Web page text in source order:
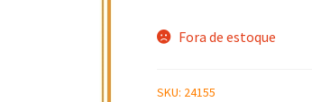
Fora de estoque
SKU: 24155